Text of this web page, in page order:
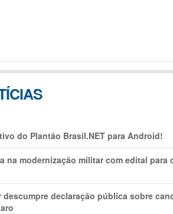
do Plantão Brasil.NET para Android!
na modernização militar com edital para
descumpre declaração pública sobre